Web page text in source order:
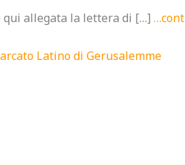
qui allegata la lettera di […]
Latino di Gerusalemme